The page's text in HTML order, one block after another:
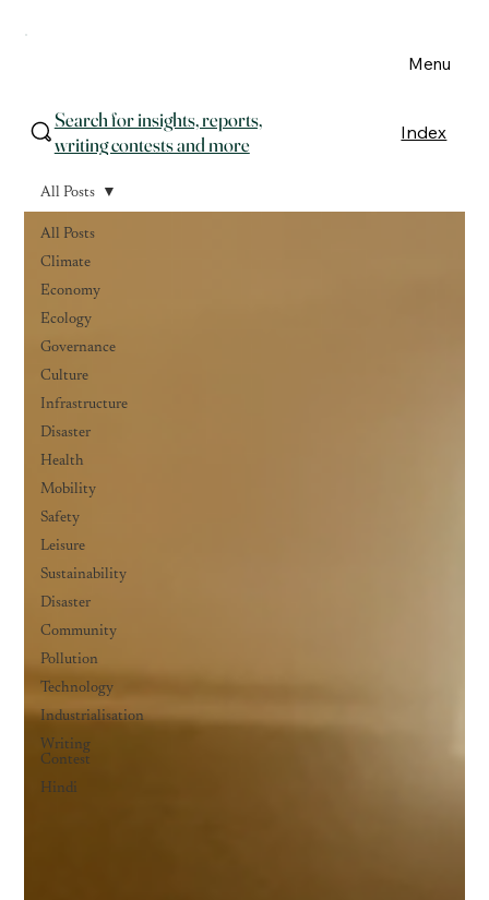
Search for insights, reports,
writing contests and more
Index
All Posts
Climate
Economy
Ecology
Governance
Culture
Infrastructure
Disaster
Health
Mobility
Safety
Leisure
Sustainability
Disaster
Community
Pollution
Technology
Industrialisation
Writing
Contest
Hindi
All Posts
Menu